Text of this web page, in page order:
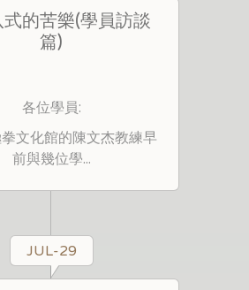
式的苦樂(學員訪談
篇)
各位學員:
文化館的陳文杰教練早
前與幾位學...
JUL-29